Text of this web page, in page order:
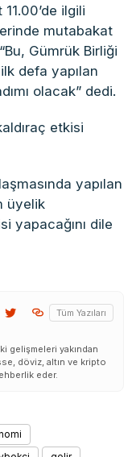
ilgili
mutabakat
Gümrük Birliği
defa yapılan
olacak” dedi.
etkisi
yapılan
üyelik
yapacağını dile
Tüm Yazıları
gelişmeleri yakından
döviz, altın ve kripto
eder.